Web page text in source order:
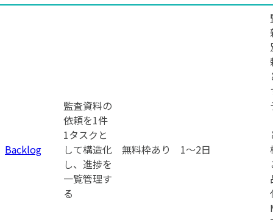
Backlog
監査資料の
依頼を1件
1タスクと
して構造化
し、進捗を
一覧管理す
る
無料枠あり 1〜2日